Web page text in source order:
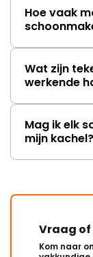
Hoe vaak
Wat zijn
werkende
Mag ik elk
mijn kachel?
Vraag of
Kom naar